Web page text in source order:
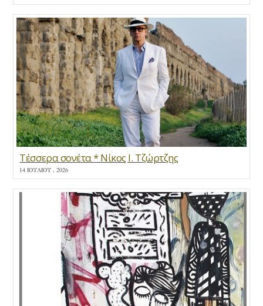
Τέσσερα σονέτα * Νίκος Ι. Τζώρτζης
14 ΙΟΥΛΊΟΥ , 2026